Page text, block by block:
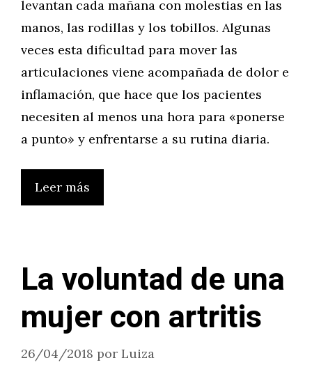
levantan cada mañana con molestias en las
manos, las rodillas y los tobillos. Algunas
veces esta dificultad para mover las
articulaciones viene acompañada de dolor e
inflamación, que hace que los pacientes
necesiten al menos una hora para «ponerse
a punto» y enfrentarse a su rutina diaria.
Leer más
La voluntad de una
mujer con artritis
26/04/2018 por Luiza